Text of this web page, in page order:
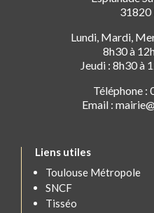
31820
Lundi, Mardi,
8h30 à
Jeudi : 8h30 à
Téléphone :
Email :
Liens utiles
Toulouse Métropole
SNCF
Tisséo